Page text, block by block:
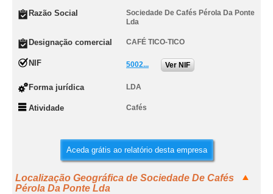
Razão Social
Sociedade De Cafés Pérola Da Ponte
Lda
Designação comercial CAFÉ TICO-TICO
NIF 5002... Ver NIF
Forma jurídica LDA
Atividade Cafés
Aceda grátis ao relatório desta empresa
Localização Geográfica de Sociedade De Cafés
Pérola Da Ponte Lda